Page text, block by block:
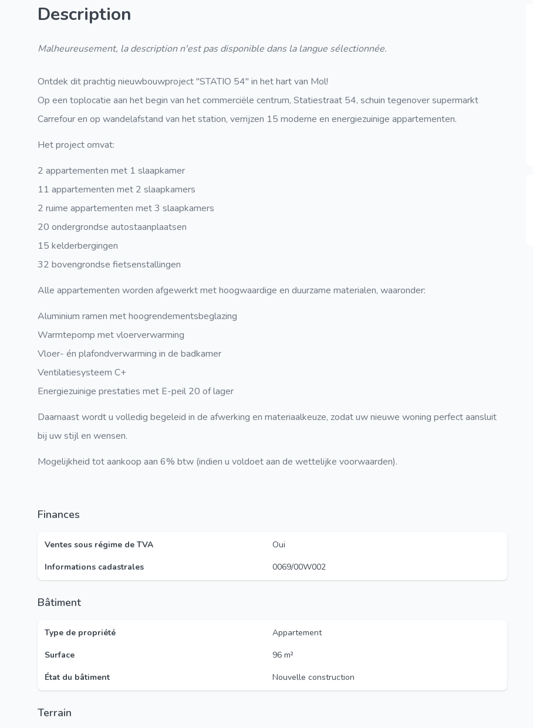
Description
Malheureusement, la description n'est pas disponible dans la langue sélectionnée.
Ontdek dit prachtig nieuwbouwproject "STATIO 54" in het hart van Mol!
Op een toplocatie aan het begin van het commerciële centrum, Statiestraat 54, schuin tegenover supermarkt
Carrefour en op wandelafstand van het station, verrijzen 15 moderne en energiezuinige appartementen.
Het project omvat:
2 appartementen met 1 slaapkamer
11 appartementen met 2 slaapkamers
2 ruime appartementen met 3 slaapkamers
20 ondergrondse autostaanplaatsen
15 kelderbergingen
32 bovengrondse fietsenstallingen
Alle appartementen worden afgewerkt met hoogwaardige en duurzame materialen, waaronder:
Aluminium ramen met hoogrendementsbeglazing
Warmtepomp met vloerverwarming
Vloer- én plafondverwarming in de badkamer
Ventilatiesysteem C+
Energiezuinige prestaties met E-peil 20 of lager
Daarnaast wordt u volledig begeleid in de afwerking en materiaalkeuze, zodat uw nieuwe woning perfect aansluit
bij uw stijl en wensen.
Mogelijkheid tot aankoop aan 6% btw (indien u voldoet aan de wettelijke voorwaarden).
Finances
Ventes sous régime de TVA
Oui
Informations cadastrales
0069/00W002
Bâtiment
Type de propriété
Appartement
Surface
96 m²
État du bâtiment
Nouvelle construction
Terrain